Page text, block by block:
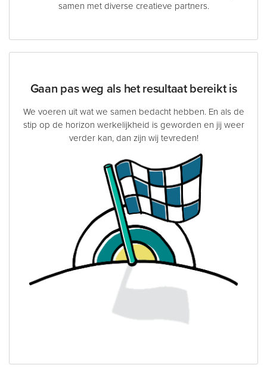
samen met diverse creatieve partners.
Gaan pas weg als het resultaat bereikt is
We voeren uit wat we samen bedacht hebben. En als de
stip op de horizon werkelijkheid is geworden en jij weer
verder kan, dan zijn wij tevreden!